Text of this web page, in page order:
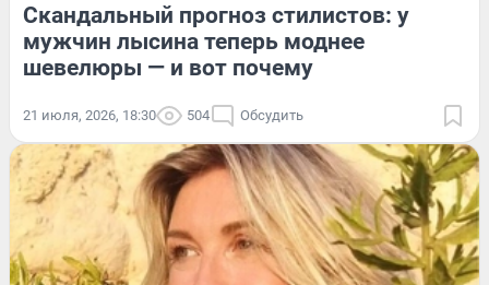
Скандальный прогноз стилистов: у
мужчин лысина теперь моднее
шевелюры — и вот почему
21 июля, 2026, 18:30 504 Обсудить